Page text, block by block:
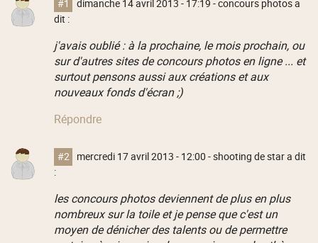
#1 dimanche 14 avril 2013 - 17:19 - concours photos a
dit :
j'avais oublié : à la prochaine, le mois prochain, ou
sur d'autres sites de concours photos en ligne ... et
surtout pensons aussi aux créations et aux
nouveaux fonds d'écran ;)
Répondre
#2 mercredi 17 avril 2013 - 12:00 - shooting de star a dit
:
les concours photos deviennent de plus en plus
nombreux sur la toile et je pense que c'est un
moyen de dénicher des talents ou de permettre